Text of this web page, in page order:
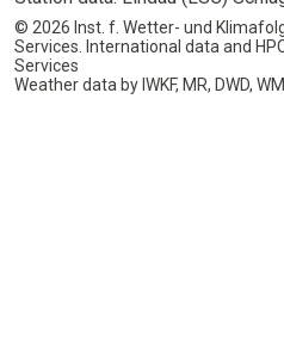
© 2026 Inst. f. Wetter- und
Services. International data and
Services
Weather data by IWKF, MR, DWD,